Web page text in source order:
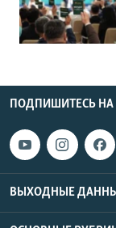
ПОДПИШИТЕСЬ НА
ВЫХОДНЫЕ